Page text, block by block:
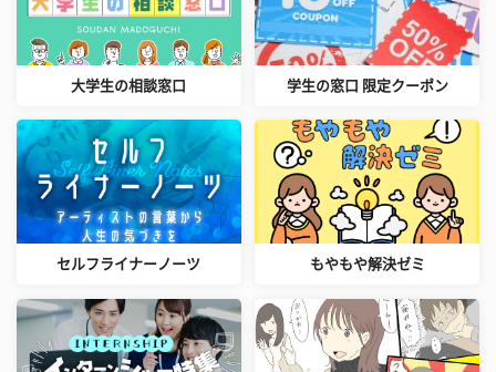
大学生の相談窓口 学生の窓口 限定クーポン
セルフライナーノーツ もやもや解決ゼミ